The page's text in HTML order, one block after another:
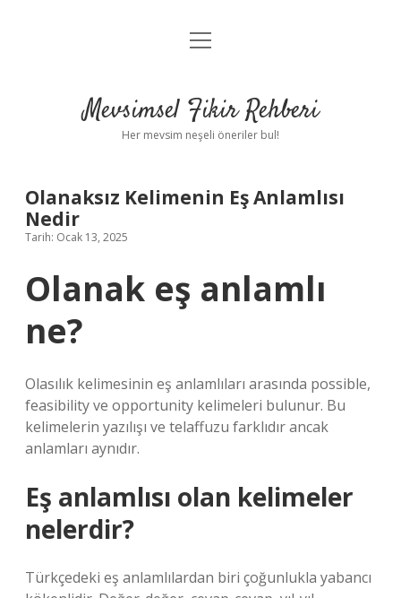
Anasayfa
Yasal Uyarı
menüyü
Mevsimsel Fikir Rehberi
Her mevsim neşeli öneriler bul!
Olanaksız Kelimenin Eş Anlamlısı
Nedir
Tarih: Ocak 13, 2025
Olanak eş anlamlı
ne?
Olasılık kelimesinin eş anlamlıları arasında possible,
feasibility ve opportunity kelimeleri bulunur. Bu
kelimelerin yazılışı ve telaffuzu farklıdır ancak
anlamları aynıdır.
Eş anlamlısı olan kelimeler
nelerdir?
Türkçedeki eş anlamlılardan biri çoğunlukla yabancı